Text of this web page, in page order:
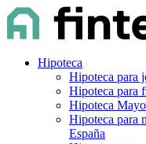
Hipoteca
Hipoteca para
Hipoteca para
Hipoteca
Hipoteca para
España